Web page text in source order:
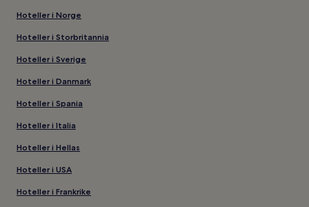
Hoteller i Norge
Hoteller i Storbritannia
Hoteller i Sverige
Hoteller i Danmark
Hoteller i Spania
Hoteller i Italia
Hoteller i Hellas
Hoteller i USA
Hoteller i Frankrike